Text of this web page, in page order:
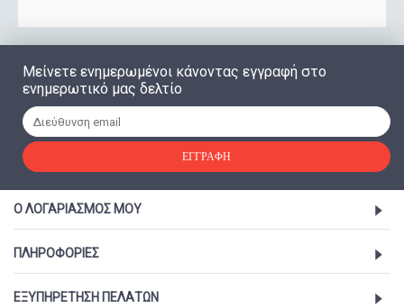
Μείνετε ενημερωμένοι κάνοντας εγγραφή στο
ενημερωτικό μας δελτίο
ΕΓΓΡΑΦΉ
Ο ΛΟΓΑΡΙΑΣΜΌΣ ΜΟΥ
ΠΛΗΡΟΦΟΡΊΕΣ
ΕΞΥΠΗΡΈΤΗΣΗ ΠΕΛΑΤΏΝ